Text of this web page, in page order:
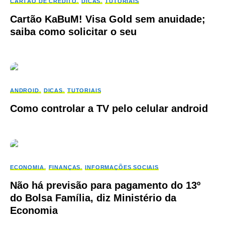
Cartão KaBuM! Visa Gold sem anuidade;
saiba como solicitar o seu
ANDROID DICAS TUTORIAIS
Como controlar a TV pelo celular android
ECONOMIA FINANÇAS INFORMAÇÕES SOCIAIS
Não há previsão para pagamento do 13º
do Bolsa Família, diz Ministério da
Economia